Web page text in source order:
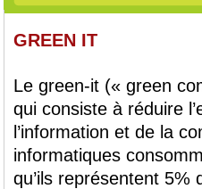
GREEN IT
Le green-it (« green
qui consiste à réduire
l’information et de la
informatiques
qu’ils représentent 5%